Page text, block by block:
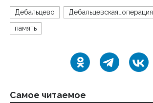
Дебальцево Дебальцевская_операция
память
Самое читаемое